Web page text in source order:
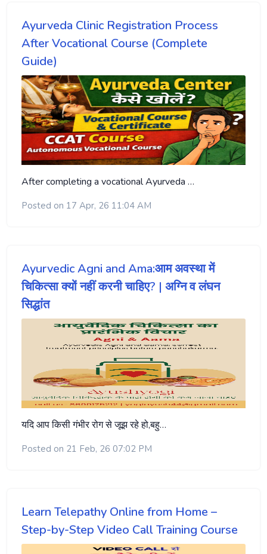
Ayurveda Clinic Registration Process
After Vocational Course (Complete
Guide)
After completing a vocational Ayurveda …
Posted on 17 Apr, 26 11:04 AM
Ayurvedic Agni and Ama:आम अवस्था में
चिकित्सा क्यों नहीं करनी चाहिए? | अग्नि व लंघन
सिद्धांत
यदि आप किसी गंभीर रोग से जूझ रहे हो,बहु…
Posted on 21 Feb, 26 07:02 PM
Learn Telepathy Online from Home –
Step-by-Step Video Call Training Course